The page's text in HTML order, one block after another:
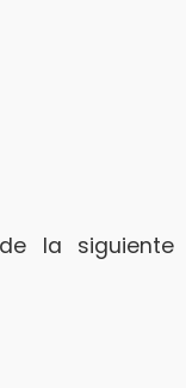
la siguiente